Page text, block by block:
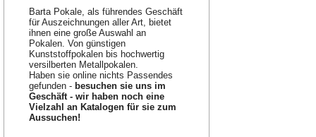
Barta Pokale, als führendes Geschäft
für Auszeichnungen aller Art, bietet
ihnen eine große Auswahl an
Pokalen. Von günstigen
Kunststoffpokalen bis hochwertig
versilberten Metallpokalen.
Haben sie online nichts Passendes
gefunden - besuchen sie uns im
Geschäft - wir haben noch eine
Vielzahl an Katalogen für sie zum
Aussuchen!